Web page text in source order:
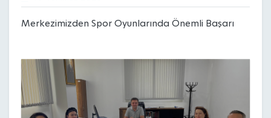
Merkezimizden Spor Oyunlarında Önemli Başarı